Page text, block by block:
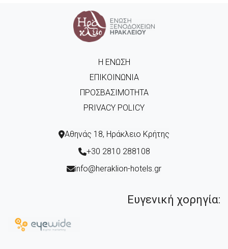
Η ΈΝΩΣΗ
ΕΠΙΚΟΙΝΩΝΊΑ
ΠΡΟΣΒΑΣΙΜΌΤΗΤΑ
PRIVACY POLICY
Αθηνάς 18, Ηράκλειο Κρήτης
+30 2810 288108
info@heraklion-hotels.gr
Ευγενική χορηγία: